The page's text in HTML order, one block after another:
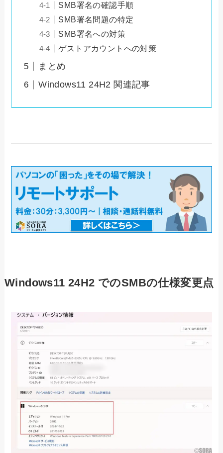
SMB署名の確認手順
SMB署名問題の特定
SMB署名への対策
ゲストアカウントへの対策
まとめ
Windows11 24H2 関連記事
Windows11 24H2 でのSMBの仕様変更点